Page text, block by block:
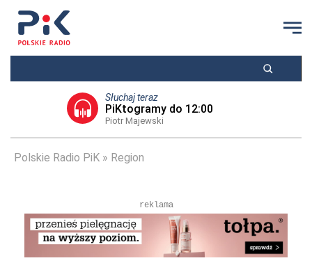
Słuchaj teraz
PiKtogramy do 12:00
Piotr Majewski
Polskie Radio PiK Region
reklama